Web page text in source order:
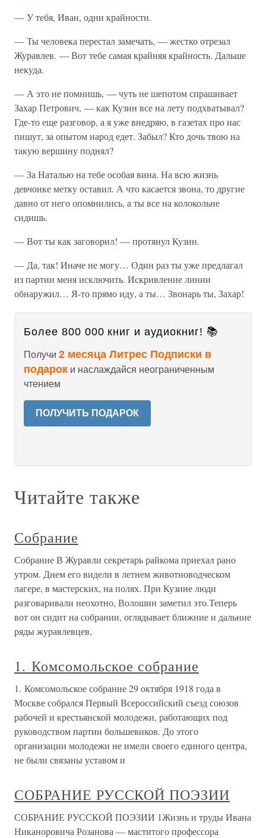
— У тебя, Иван, одни крайности.
— Ты человека перестал замечать, — жестко отрезал
Журавлев. — Вот тебе самая крайняя крайность. Дальше
некуда.
— А это не помнишь, — чуть не шепотом спрашивает
Захар Петрович, — как Кузин все на лету подхватывал?
Где-то еще разговор, а я уже внедряю, в газетах про нас
пишут, за опытом народ едет. Забыл? Кто дочь твою на
такую вершину поднял?
— За Наталью на тебе особая вина. На всю жизнь
девчонке метку оставил. А что касается звона, то другие
давно от него опомнились, а ты все на колокольне
сидишь.
— Вот ты как заговорил! — протянул Кузин.
— Да, так! Иначе не могу… Один раз ты уже предлагал
из партии меня исключить. Искривление линии
обнаружил… Я-то прямо иду, а ты… Звонарь ты, Захар!
Более 800 000 книг и аудиокниг! 📚
Получи 2 месяца Литрес Подписки в
подарок и наслаждайся неограниченным
чтением
ПОЛУЧИТЬ ПОДАРОК
Читайте также
Собрание
Собрание В Журавли секретарь райкома приехал рано
утром. Днем его видели в летнем животноводческом
лагере, в мастерских, на полях. При Кузине люди
разговаривали неохотно, Волошин заметил это.Теперь
вот он сидит на собрании, оглядывает ближние и дальние
ряды журавлевцев,
1. Комсомольское собрание
1. Комсомольское собрание 29 октября 1918 года в
Москве собрался Первый Всероссийский съезд союзов
рабочей и крестьянской молодежи, работающих под
руководством партии большевиков. До этого
организации молодежи не имели своего единого центра,
не были связаны уставом и
СОБРАНИЕ РУССКОЙ ПОЭЗИИ
СОБРАНИЕ РУССКОЙ ПОЭЗИИ 1Жизнь и труды Ивана
Никаноровича Розанова — маститого профессора